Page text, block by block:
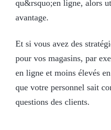
qu&rsquo;en ligne, alors
avantage.
Et si vous avez des
pour vos magasins, par
en ligne et moins élevés
que votre personnel sait
questions des clients.